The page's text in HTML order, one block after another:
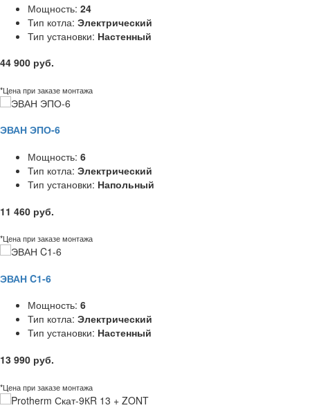
Мощность: 24
Тип котла: Электрический
Тип установки: Настенный
44 900 руб.
*Цена при заказе монтажа
ЭВАН ЭПО-6
Мощность: 6
Тип котла: Электрический
Тип установки: Напольный
11 460 руб.
*Цена при заказе монтажа
ЭВАН C1-6
Мощность: 6
Тип котла: Электрический
Тип установки: Настенный
13 990 руб.
*Цена при заказе монтажа